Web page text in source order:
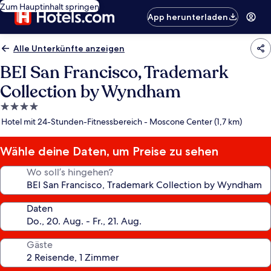
Zum Hauptinhalt springen
App herunterladen
Alle Unterkünfte anzeigen
BEI San Francisco, Trademark
Collection by Wyndham
4.0-
Sterne-
Hotel mit 24-Stunden-Fitnessbereich - Moscone Center (1,7 km)
Wähle deine Daten, um Preise zu sehen
Wo soll’s hingehen?
Daten
Gäste